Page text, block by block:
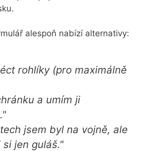
alespoň nabízí alternativy:
rohlíky (pro maximálně
a umím ji
jsem byl na vojně, ale
si jen guláš."